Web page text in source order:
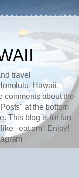
travel
Hawaii.
comments about the
at the bottom
This blog is for fun
I eat em'. Enjoy!